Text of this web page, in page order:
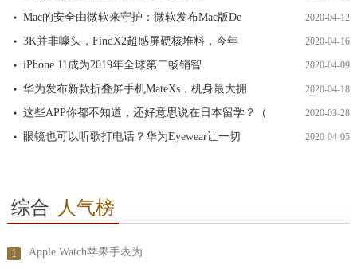
Mac的安全由微软来守护：微软发布Mac版De 2020-04-12
3K并非噱头，FindX2超感屏硬核堆料，今年 2020-04-16
iPhone 11成为2019年全球第二畅销智 2020-04-09
华为发布新款折叠屏手机MateXs，机身最大拥 2020-04-18
这些APP你都不知道，还好意思说在日本留学？（ 2020-03-28
眼镜也可以听歌打电话？华为Eyewear让一切 2020-04-05
综合 人气榜
1 Apple Watch苹果手表为